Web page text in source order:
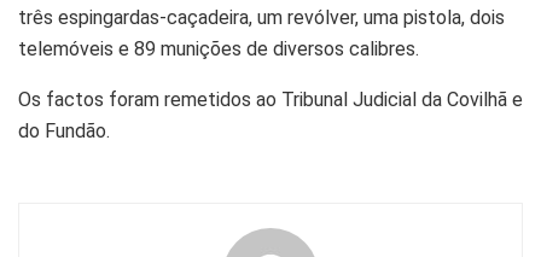
três espingardas-caçadeira, um revólver, uma pistola, dois
telemóveis e 89 munições de diversos calibres.
Os factos foram remetidos ao Tribunal Judicial da Covilhã e
do Fundão.